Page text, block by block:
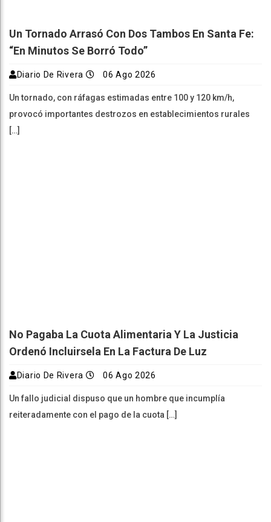
Un Tornado Arrasó Con Dos Tambos En Santa Fe:
“En Minutos Se Borró Todo”
Diario De Rivera 06 Ago 2026
Un tornado, con ráfagas estimadas entre 100 y 120 km/h,
provocó importantes destrozos en establecimientos rurales
[…]
No Pagaba La Cuota Alimentaria Y La Justicia
Ordenó Incluirsela En La Factura De Luz
Diario De Rivera 06 Ago 2026
Un fallo judicial dispuso que un hombre que incumplía
reiteradamente con el pago de la cuota […]